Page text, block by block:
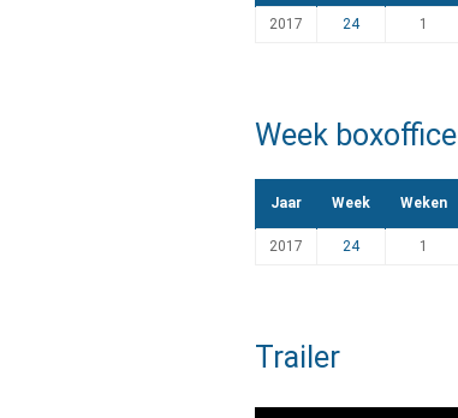
2017 24 1
Week boxoffice
Jaar Week Weken
2017 24 1
Trailer